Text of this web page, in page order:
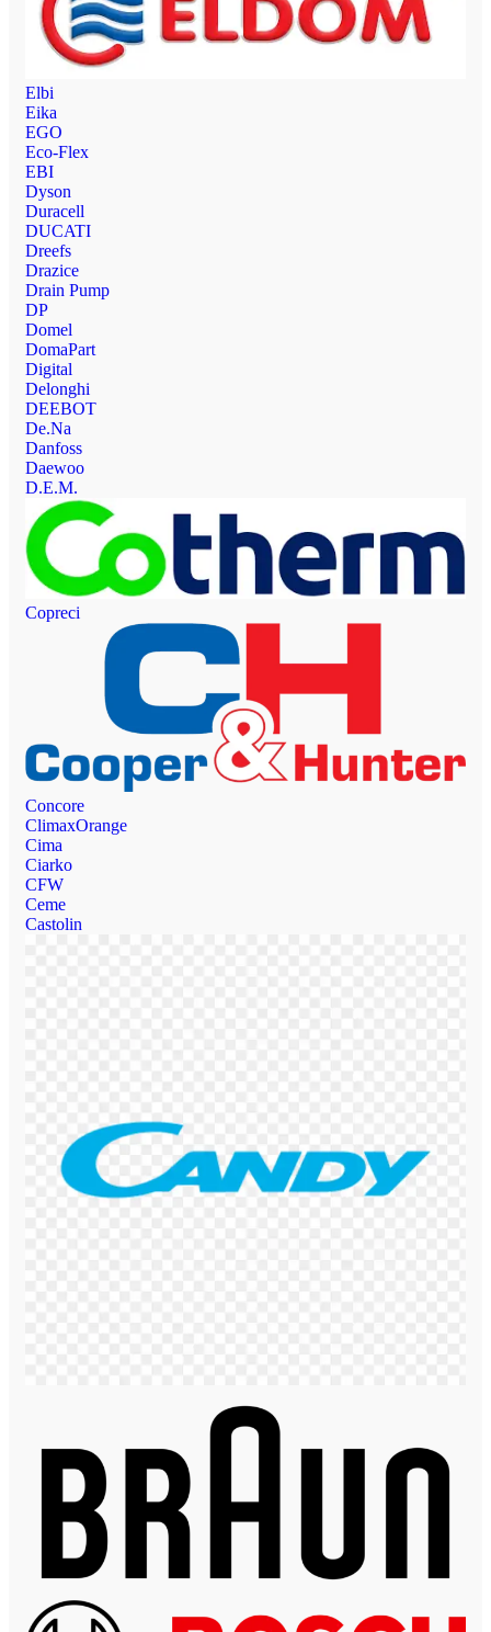
Elbi
Eika
EGO
Eco-Flex
EBI
Dyson
Duracell
DUCATI
Dreefs
Drazice
Drain Pump
DP
Domel
DomaPart
Digital
Delonghi
DEEBOT
De.Na
Danfoss
Daewoo
D.E.M.
Copreci
Concore
ClimaxOrange
Cima
Ciarko
CFW
Ceme
Castolin